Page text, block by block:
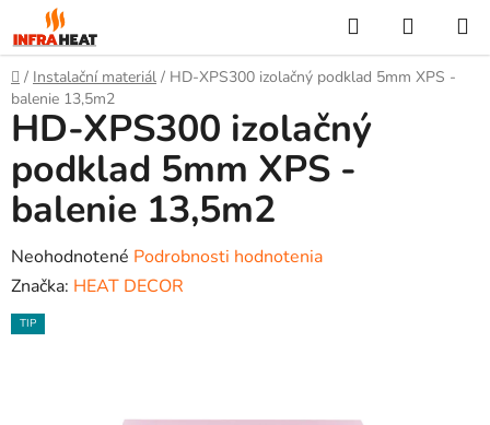
Prejsť
na
obsah
Hľadať
KOŠÍK
Domov
/ Instalační materiál / HD-XPS300 izolačný podklad 5mm XPS -
balenie 13,5m2
HD-XPS300 izolačný
podklad 5mm XPS -
balenie 13,5m2
Priemerné
hodnotenie
produktu
Neohodnotené Podrobnosti hodnotenia
Značka: HEAT DECOR
TIP